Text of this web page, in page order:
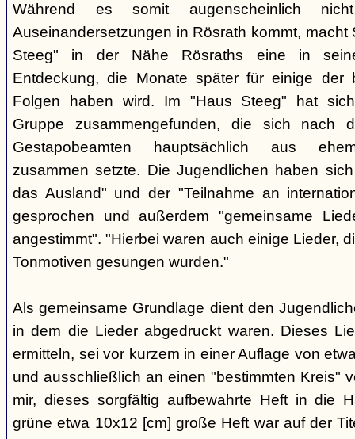
Während es somit augenscheinlich
Auseinandersetzungen in Rösrath kommt, macht
Steeg" in der Nähe Rösraths eine in
Entdeckung, die Monate später für einige der
Folgen haben wird. Im "Haus Steeg" hat
Gruppe zusammengefunden, die sich nach
Gestapobeamten hauptsächlich aus
zusammen setzte. Die Jugendlichen haben
das Ausland" und der "Teilnahme an
gesprochen und außerdem "gemeinsame
angestimmt". "Hierbei waren auch einige Lieder,
Tonmotiven gesungen wurden."
Als gemeinsame Grundlage dient den
in dem die Lieder abgedruckt waren. Dieses
ermitteln, sei vor kurzem in einer Auflage von
und ausschließlich an einen "bestimmten Kreis"
mir, dieses sorgfältig aufbewahrte Heft in die
grüne etwa 10x12 [cm] große Heft war auf der